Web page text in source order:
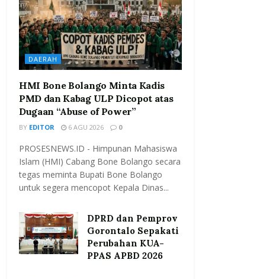
DAERAH
HMI Bone Bolango Minta Kadis
PMD dan Kabag ULP Dicopot atas
Dugaan “Abuse of Power”
BY EDITOR 6 AGU 2026 0
PROSESNEWS.ID - Himpunan Mahasiswa
Islam (HMI) Cabang Bone Bolango secara
tegas meminta Bupati Bone Bolango
untuk segera mencopot Kepala Dinas...
DPRD dan Pemprov
Gorontalo Sepakati
Perubahan KUA-
PPAS APBD 2026